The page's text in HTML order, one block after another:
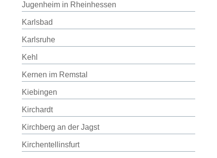
Jugenheim in Rheinhessen
Karlsbad
Karlsruhe
Kehl
Kernen im Remstal
Kiebingen
Kirchardt
Kirchberg an der Jagst
Kirchentellinsfurt